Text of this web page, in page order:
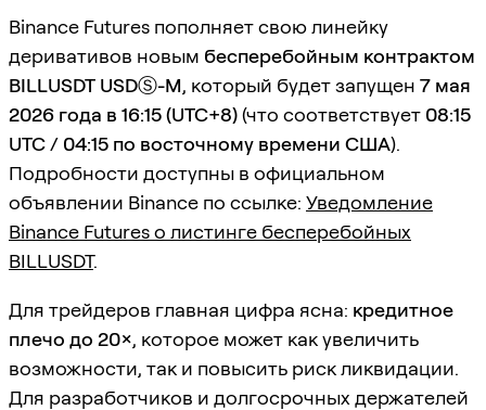
Binance Futures пополняет свою линейку
деривативов новым бесперебойным контрактом
BILLUSDT USDⓈ-M, который будет запущен 7 мая
2026 года в 16:15 (UTC+8)(что соответствует 08:15
UTC / 04:15 по восточному времени США).
Подробности доступны в официальном
объявлении Binance по ссылке: Уведомление
Binance Futures о листинге бесперебойных
BILLUSDT.
Для трейдеров главная цифра ясна: кредитное
плечо до 20×, которое может как увеличить
возможности, так и повысить риск ликвидации.
Для разработчиков и долгосрочных держателей